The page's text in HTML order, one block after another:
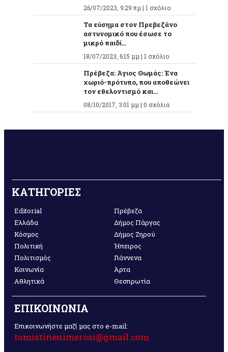
26/07/2023, 9:29 πμ | 1 σχόλιο
Τα εύσημα στον Πρεβεζάνο
αστυνομικό που έσωσε το
μικρό παιδί...
18/07/2023, 6:15 μμ | 1 σχόλιο
Πρέβεζα: Άγιος Θωμάς: Ένα
χωριό-πρότυπο, που αποθεώνει
τον εθελοντισμό και...
08/10/2017, 3:01 μμ | 0 σχόλια
ΚΑΤΗΓΟΡΙΕΣ
Editorial
Ελλάδα
Κόσμος
Πολιτική
Πολιτισμός
Κοινωνία
Αθλητικά
Πρέβεζα
Δήμος Πάργας
Δήμος Ζηρού
Ήπειρος
Γιάννενα
Άρτα
Θεσπρωτία
ΕΠΙΚΟΙΝΩΝΙΑ
Επικοινωνήστε μαζί μας στο e-mail:
tomistinenimerosi@gmail.com